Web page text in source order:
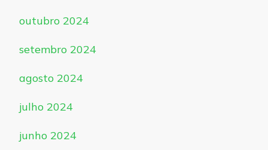
outubro 2024
setembro 2024
agosto 2024
julho 2024
junho 2024